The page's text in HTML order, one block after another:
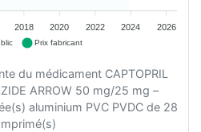
2018 2020 2022 2024 2026
Prix fabricant
du médicament CAPTOPRIL
ARROW 50 mg/25 mg –
aluminium PVC PVDC de 28